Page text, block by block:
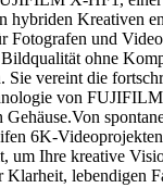
hybriden Kreativen
Fotografen und
ohne
Sie vereint die
von
Gehäuse.Von
6K-
um Ihre kreative
Klarheit, lebendigen